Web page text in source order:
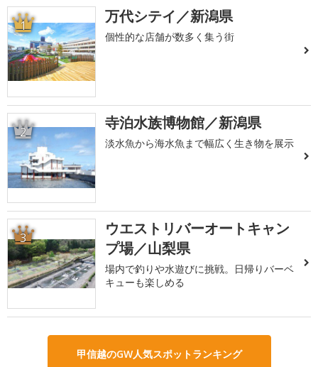
1 万代シテイ／新潟県
個性的な店舗が数多く集う街
2 寺泊水族博物館／新潟県
淡水魚から海水魚まで幅広く生き物を展示
3
ウエストリバーオートキャン
プ場／山梨県
場内で釣りや水遊びに挑戦。日帰りバーベ
キューも楽しめる
甲信越のGW人気スポットランキング